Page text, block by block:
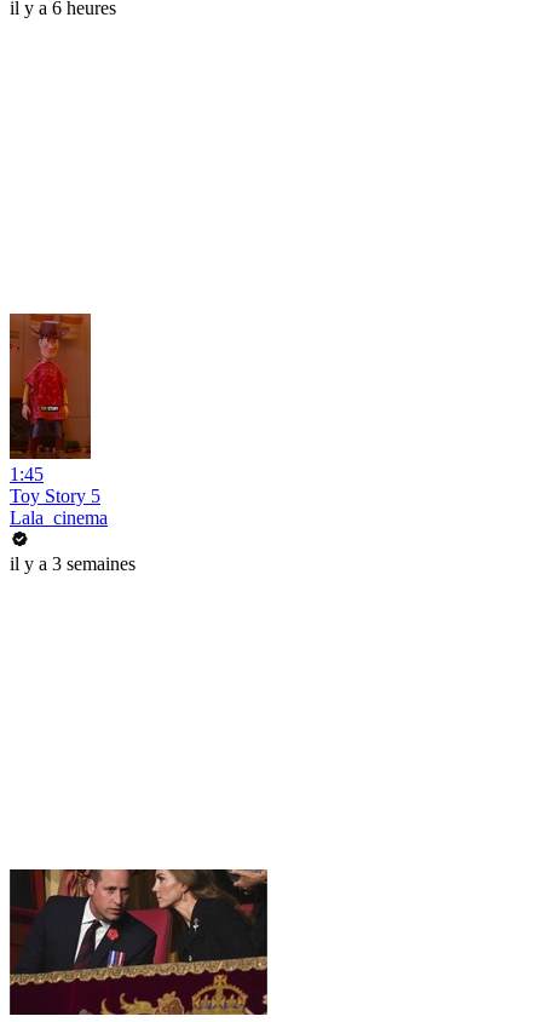
il y a 6 heures
1:45
Toy Story 5
Lala_cinema
il y a 3 semaines